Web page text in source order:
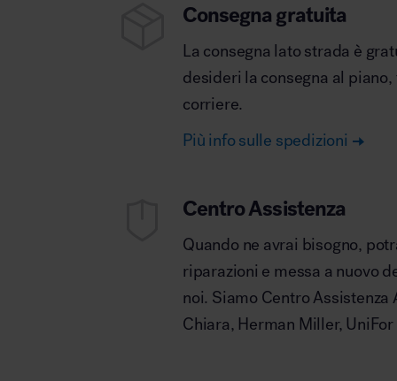
Consegna gratuita
La consegna lato strada è
desideri la consegna al
corriere.
Più info sulle spedizioni
Centro Assistenza
Quando ne avrai bisogno,
riparazioni e messa a nuovo
noi. Siamo Centro
Chiara, Herman Miller, UniFor